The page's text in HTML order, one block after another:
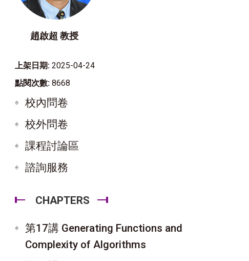
趙啟超 教授
上架日期: 2025-04-24
點閱次數: 8668
校內問卷
校外問卷
課程討論區
諮詢服務
CHAPTERS
第17講 Generating Functions and
Complexity of Algorithms